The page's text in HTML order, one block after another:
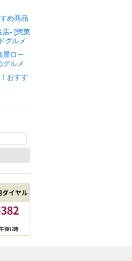
め商品
店- [惣菜
グルメ
屋ロー
グルメ
おすす